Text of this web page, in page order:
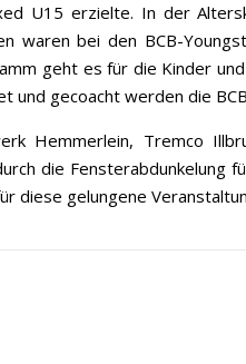
U15 erzielte. In der
bei den BCB-
geht es für die Kinder
gecoacht werden die
Hemmerlein, Tremco
die
diese gelungene